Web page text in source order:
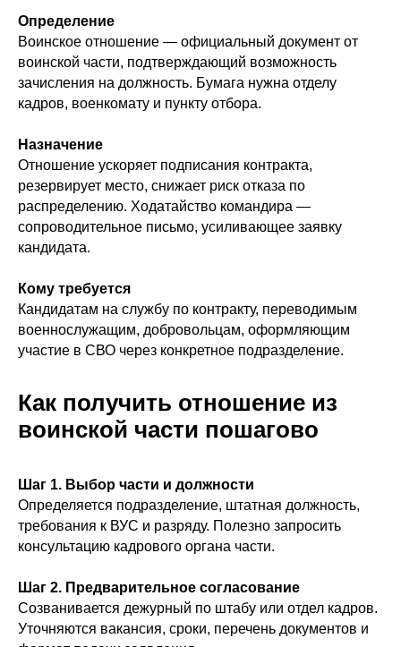
Определение
Воинское отношение — официальный документ от
воинской части, подтверждающий возможность
зачисления на должность. Бумага нужна отделу
кадров, военкомату и пункту отбора.
Назначение
Отношение ускоряет подписания контракта,
резервирует место, снижает риск отказа по
распределению. Ходатайство командира —
сопроводительное письмо, усиливающее заявку
кандидата.
Кому требуется
Кандидатам на службу по контракту, переводимым
военнослужащим, добровольцам, оформляющим
участие в СВО через конкретное подразделение.
Как получить отношение из
воинской части пошагово
Шаг 1. Выбор части и должности
Определяется подразделение, штатная должность,
требования к ВУС и разряду. Полезно запросить
консультацию кадрового органа части.
Шаг 2. Предварительное согласование
Созванивается дежурный по штабу или отдел кадров.
Уточняются вакансия, сроки, перечень документов и